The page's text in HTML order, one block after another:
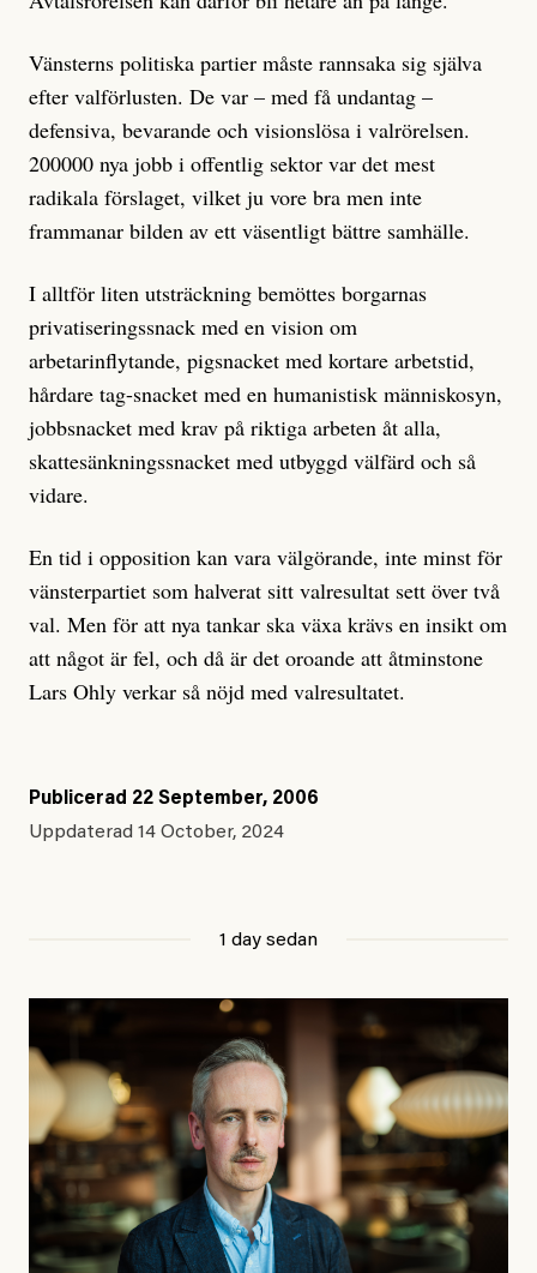
Vänsterns politiska partier måste rannsaka sig själva
efter valförlusten. De var – med få undantag –
defensiva, bevarande och visionslösa i valrörelsen.
200000 nya jobb i offentlig sektor var det mest
radikala förslaget, vilket ju vore bra men inte
frammanar bilden av ett väsentligt bättre samhälle.
I alltför liten utsträckning bemöttes borgarnas
privatiseringssnack med en vision om
arbetarinflytande, pigsnacket med kortare arbetstid,
hårdare tag-snacket med en humanistisk människosyn,
jobbsnacket med krav på riktiga arbeten åt alla,
skattesänkningssnacket med utbyggd välfärd och så
vidare.
En tid i opposition kan vara välgörande, inte minst för
vänsterpartiet som halverat sitt valresultat sett över två
val. Men för att nya tankar ska växa krävs en insikt om
att något är fel, och då är det oroande att åtminstone
Lars Ohly verkar så nöjd med valresultatet.
Publicerad 22 September, 2006
Uppdaterad 14 October, 2024
1 day sedan